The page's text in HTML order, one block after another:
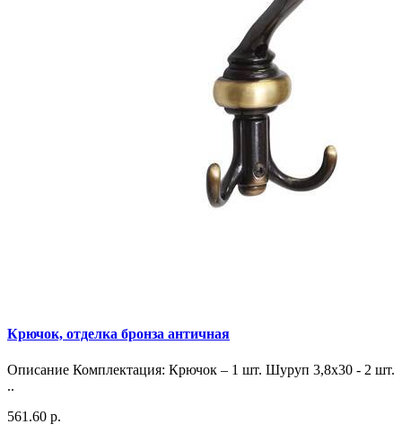
Крючок, отделка бронза античная
Описание Комплектация: Крючок – 1 шт. Шуруп 3,8х30 - 2 шт.
..
561.60 р.